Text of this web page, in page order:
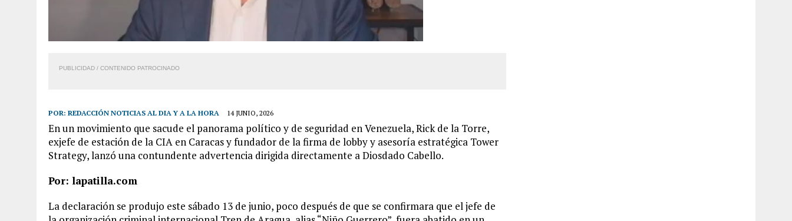
PUBLICIDAD / CONTENIDO PATROCINADO
POR: REDACCIÓN NOTICIAS AL DIA Y A LA HORA 14 JUNIO, 2026
En un movimiento que sacude el panorama político y de seguridad en Venezuela, Rick de la Torre,
exjefe de estación de la CIA en Caracas y fundador de la firma de lobby y asesoría estratégica Tower
Strategy, lanzó una contundente advertencia dirigida directamente a Diosdado Cabello.
Por: lapatilla.com
La declaración se produjo este sábado 13 de junio, poco después de que se confirmara que el jefe de